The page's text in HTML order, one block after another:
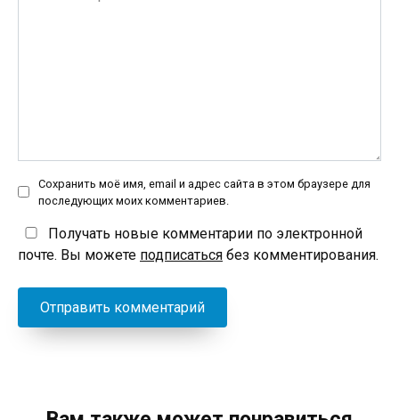
Сохранить моё имя, email и адрес сайта в этом браузере для
последующих моих комментариев.
Получать новые комментарии по электронной
почте. Вы можете подписаться без комментирования.